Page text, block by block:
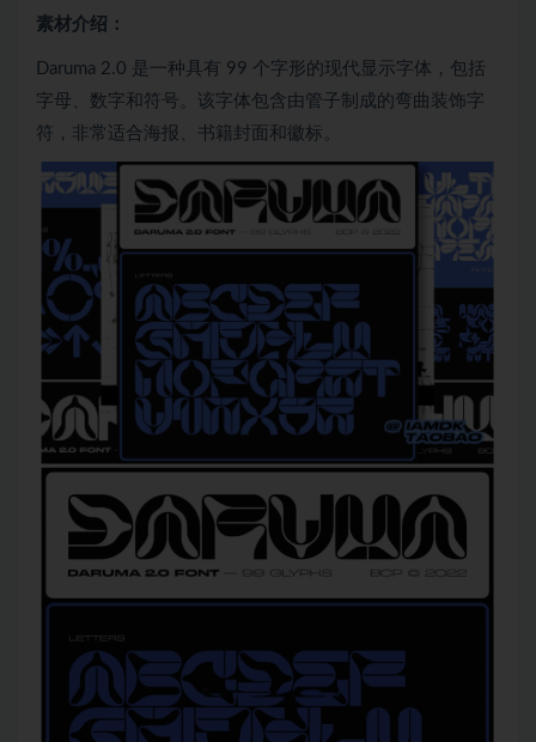
素材介绍：
Daruma 2.0 是一种具有 99 个字形的现代显示字体，包括
字母、数字和符号。该字体包含由管子制成的弯曲装饰字
符，非常适合海报、书籍封面和徽标。